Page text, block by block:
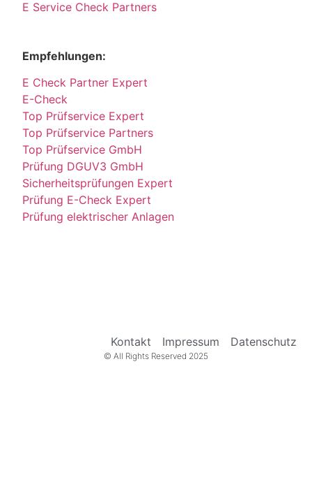
E Service Check Partners
Empfehlungen:
E Check Partner Expert
E-Check
Top Prüfservice Expert
Top Prüfservice Partners
Top Prüfservice GmbH
Prüfung DGUV3 GmbH
Sicherheitsprüfungen Expert
Prüfung E-Check Expert
Prüfung elektrischer Anlagen
Kontakt Impressum Datenschutz
© All Rights Reserved 2025